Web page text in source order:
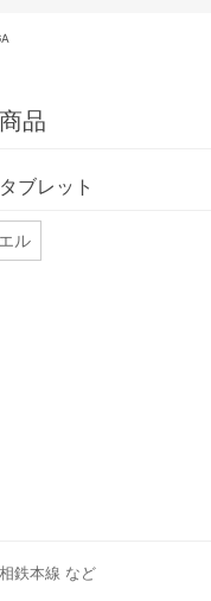
品
ブレット
ル
相鉄本線 など